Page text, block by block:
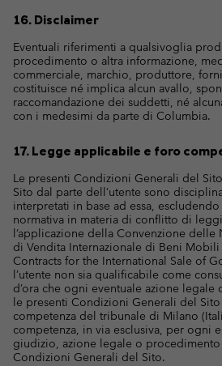
16. Disclaimer
Eventuali riferimenti a qualsivoglia
procedimento o altra informazione,
commerciale, marchio, produttore,
costituisce né implica alcun avallo,
raccomandazione dei suddetti, né
con i medesimi da parte di Columbia.
17. Legge applicabile e foro
Le presenti Condizioni Generali del
Sito dal parte dell’utente sono
interpretati in base ad essa,
normativa in materia di conflitto di
l’applicazione della Convenzione
di Vendita Internazionale di Beni
Contracts for the International Sale of
l’utente non sia qualificabile come
d’ora che ogni eventuale azione legale
le presenti Condizioni Generali del
competenza del tribunale di Milano
competenza, in via esclusiva, per ogni
giudizio, azione legale o
Condizioni Generali del Sito.